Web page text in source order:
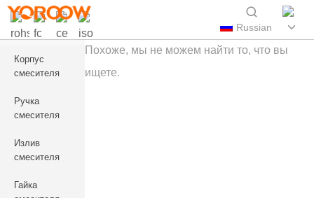
Russian
Корпус
смесителя
Ручка
смесителя
Излив
смесителя
Гайка
Похоже, мы не можем найти то, что вы
ищете.